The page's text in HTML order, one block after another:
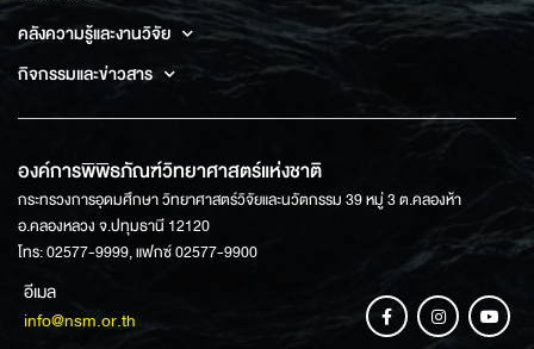
คลังความรู้และงานวิจัย
กิจกรรมและข่าวสาร
องค์การพิพิธภัณฑ์วิทยาศาสตร์แห่งชาติ
กระทรวงการอุดมศึกษา วิทยาศาสตร์วิจัยและนวัตกรรม 39 หมู่ 3 ต.คลองห้า
อ.คลองหลวง จ.ปทุมธานี 12120
โทร: 02577-9999, แฟกซ์ 02577-9900
อีเมล
info@nsm.or.th